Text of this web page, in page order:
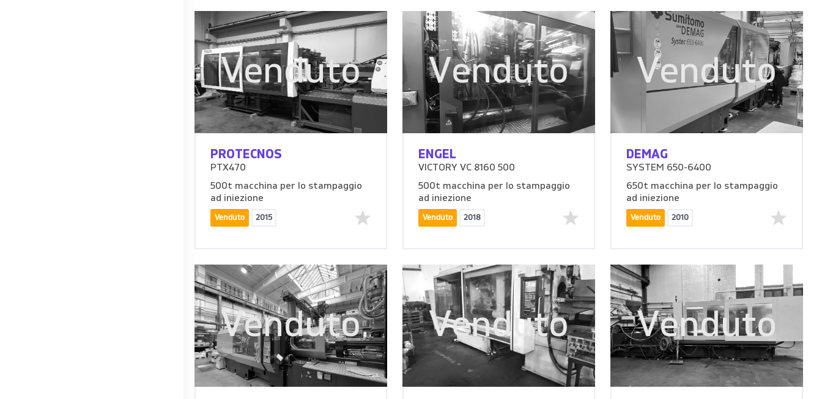
Venduto
PROTECNOS
PTX470
500t macchina per lo stampaggio
ad iniezione
Venduto 2015
Venduto
ENGEL
VICTORY VC 8160 500
500t macchina per lo stampaggio
ad iniezione
Venduto 2018
Venduto
DEMAG
SYSTEM 650-6400
650t macchina per lo stampaggio
ad iniezione
Venduto 2010
Venduto Venduto Venduto